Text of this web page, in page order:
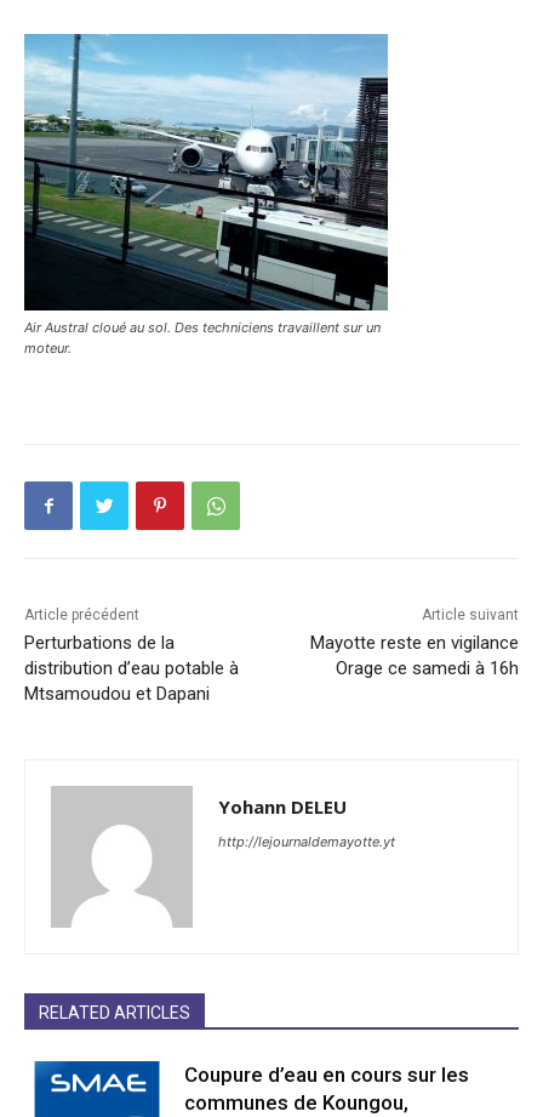
Air Austral cloué au sol. Des techniciens travaillent sur un
moteur.
Article précédent
Perturbations de la
distribution d’eau potable à
Mtsamoudou et Dapani
Article suivant
Mayotte reste en vigilance
Orage ce samedi à 16h
Yohann DELEU
http://lejournaldemayotte.yt
RELATED ARTICLES
Coupure d’eau en cours sur les
communes de Koungou,